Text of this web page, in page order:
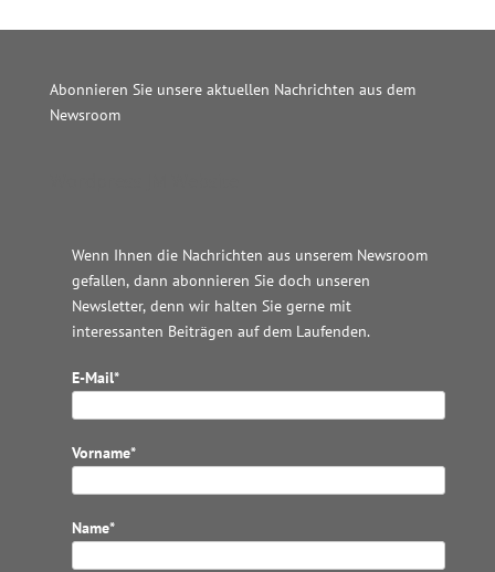
Abonnieren Sie unsere aktuellen Nachrichten aus dem
Newsroom
Wenn Ihnen die Nachrichten aus unserem Newsroom
gefallen, dann abonnieren Sie doch unseren
Newsletter, denn wir halten Sie gerne mit
interessanten Beiträgen auf dem Laufenden.
E-Mail*
Vorname*
Name*